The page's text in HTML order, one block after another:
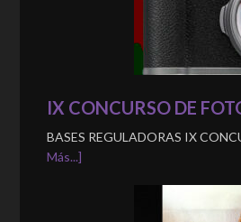
IX CONCURSO DE
BASES REGULADORAS IX
Más...]